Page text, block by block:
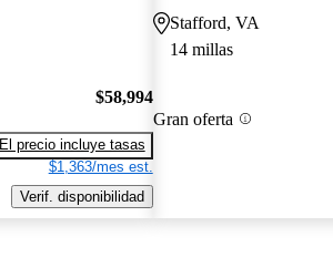
$58,994
El precio incluye tasas
$1,363/mes est.
Verif. disponibilidad
Stafford, VA
14 millas
Gran oferta